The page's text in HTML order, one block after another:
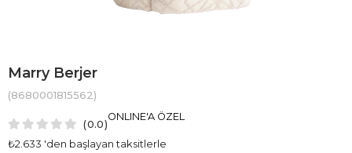
Marry Berjer
(8680001815562)
0.0
₺2.633 'den başlayan taksitlerle
ONLINE'A ÖZEL